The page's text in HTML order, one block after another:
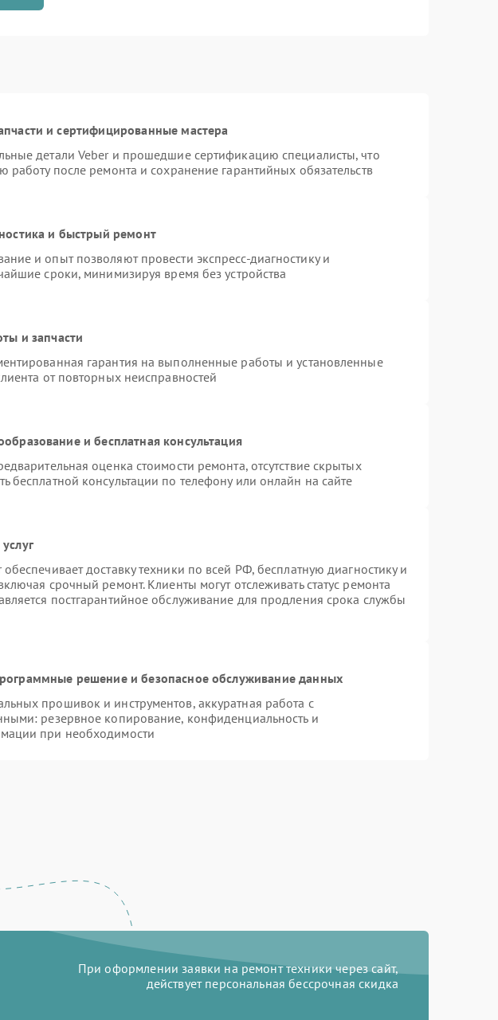
и сертифицированные мастера
детали Veber и прошедшие сертификацию специалисты, что
работу после ремонта и сохранение гарантийных обязательств
и быстрый ремонт
и опыт позволяют провести экспресс-диагностику и
сроки, минимизируя время без устройства
и запчасти
гарантия на выполненные работы и установленные
от повторных неисправностей
и бесплатная консультация
оценка стоимости ремонта, отсутствие скрытых
бесплатной консультации по телефону или онлайн на сайте
доставку техники по всей РФ, бесплатную диагностику и
срочный ремонт. Клиенты могут отслеживать статус ремонта
постгарантийное обслуживание для продления срока службы
решение и безопасное обслуживание данных
прошивок и инструментов, аккуратная работа с
резервное копирование, конфиденциальность и
при необходимости
При оформлении заявки на ремонт техники через сайт,
действует персональная бессрочная скидка